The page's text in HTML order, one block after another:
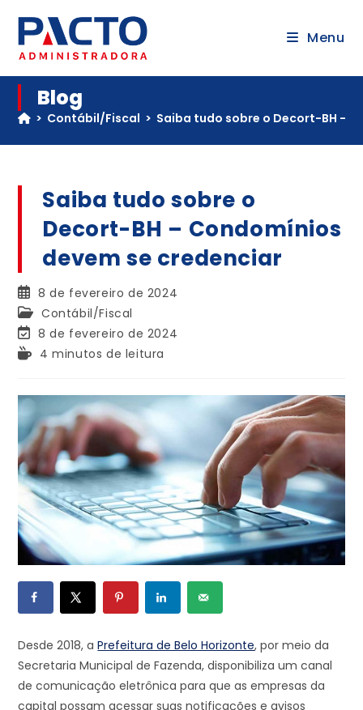
Menu
Blog
> Contábil/Fiscal > Saiba tudo sobre o Decort-BH –
Saiba tudo sobre o
Decort-BH – Condomínios
devem se credenciar
8 de fevereiro de 2024
Contábil/Fiscal
8 de fevereiro de 2024
4 minutos de leitura
Desde 2018, aPrefeitura de Belo Horizonte, por meio da
Secretaria Municipal de Fazenda, disponibiliza um canal
de comunicação eletrônica para que as empresas da
capital possam acessar suas notificações e avisos